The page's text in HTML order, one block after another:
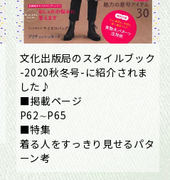
文化出版局のスタイルブック
-2020秋冬号-に紹介されま
した♪
■掲載ページ
P62∼P65
■特集
着る人をすっきり見せるパタ
ーン考